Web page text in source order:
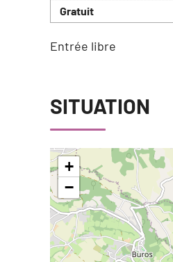
Gratuit
Entrée libre
SITUATION
+
−